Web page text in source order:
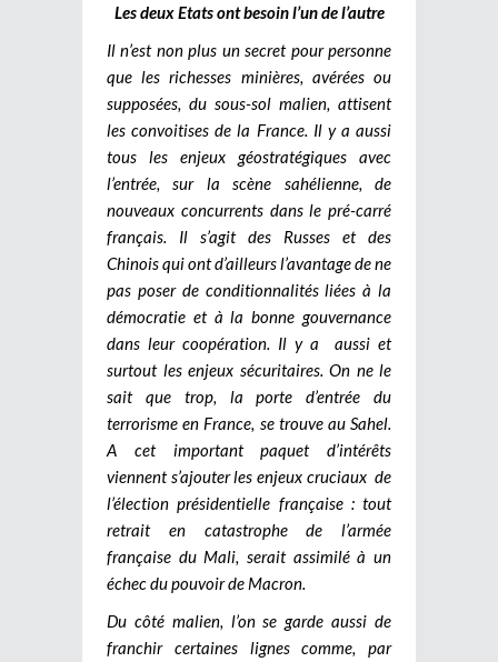
Les deux Etats ont besoin l’un de l’autre
Il n’est non plus un secret pour personne
que les richesses minières, avérées ou
supposées, du sous-sol malien, attisent
les convoitises de la France. Il y a aussi
tous les enjeux géostratégiques avec
l’entrée, sur la scène sahélienne, de
nouveaux concurrents dans le pré-carré
français. Il s’agit des Russes et des
Chinois qui ont d’ailleurs l’avantage de ne
pas poser de conditionnalités liées à la
démocratie et à la bonne gouvernance
dans leur coopération. Il y a aussi et
surtout les enjeux sécuritaires. On ne le
sait que trop, la porte d’entrée du
terrorisme en France, se trouve au Sahel.
A cet important paquet d’intérêts
viennent s’ajouter les enjeux cruciaux de
l’élection présidentielle française : tout
retrait en catastrophe de l’armée
française du Mali, serait assimilé à un
échec du pouvoir de Macron.
Du côté malien, l’on se garde aussi de
franchir certaines lignes comme, par